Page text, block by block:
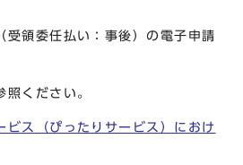
領委任払い：事後）の電子申請
ください。
ビス（ぴったりサービス）におけ